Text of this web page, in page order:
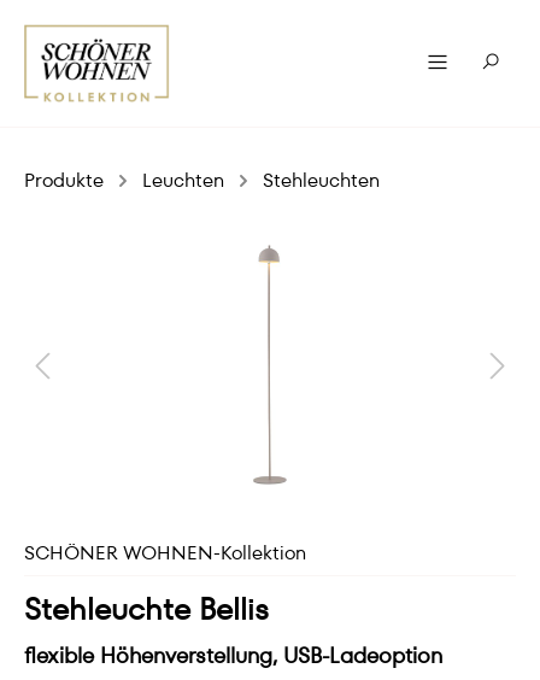
Produkte Leuchten Stehleuchten
SCHÖNER WOHNEN-Kollektion
Stehleuchte Bellis
flexible Höhenverstellung, USB-Ladeoption